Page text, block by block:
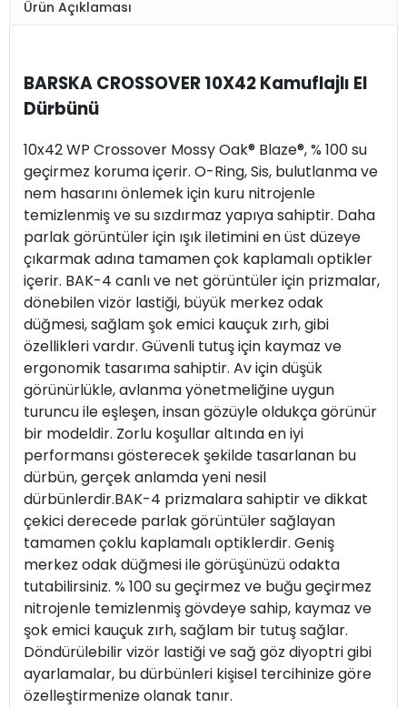
Ürün Açıklaması
BARSKA CROSSOVER 10X42 Kamuflajlı El
Dürbünü
10x42 WP Crossover Mossy Oak® Blaze®, % 100 su
geçirmez koruma içerir. O-Ring, Sis, bulutlanma ve
nem hasarını önlemek için kuru nitrojenle
temizlenmiş ve su sızdırmaz yapıya sahiptir. Daha
parlak görüntüler için ışık iletimini en üst düzeye
çıkarmak adına tamamen çok kaplamalı optikler
içerir. BAK-4 canlı ve net görüntüler için prizmalar,
dönebilen vizör lastiği, büyük merkez odak
düğmesi, sağlam şok emici kauçuk zırh, gibi
özellikleri vardır. Güvenli tutuş için kaymaz ve
ergonomik tasarıma sahiptir. Av için düşük
görünürlükle, avlanma yönetmeliğine uygun
turuncu ile eşleşen, insan gözüyle oldukça görünür
bir modeldir. Zorlu koşullar altında en iyi
performansı gösterecek şekilde tasarlanan bu
dürbün, gerçek anlamda yeni nesil
dürbünlerdir.BAK-4 prizmalara sahiptir ve dikkat
çekici derecede parlak görüntüler sağlayan
tamamen çoklu kaplamalı optiklerdir. Geniş
merkez odak düğmesi ile görüşünüzü odakta
tutabilirsiniz. % 100 su geçirmez ve buğu geçirmez
nitrojenle temizlenmiş gövdeye sahip, kaymaz ve
şok emici kauçuk zırh, sağlam bir tutuş sağlar.
Döndürülebilir vizör lastiği ve sağ göz diyoptri gibi
ayarlamalar, bu dürbünleri kişisel tercihinize göre
özelleştirmenize olanak tanır.